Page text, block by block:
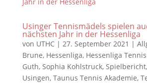
Usinger Tennismädels spielen
nächsten Jahr in der Hessenliga
von UTHC| 27. September 2021 |
Brune, Hessenliga, Hessenliga
Guth, Sophia Kohlstruck, Spielbericht,
Usingen, Taunus Tennis Akademie,